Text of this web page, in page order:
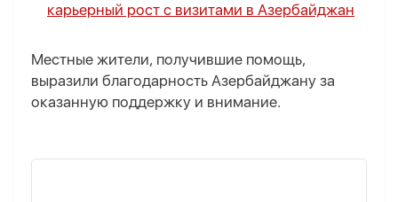
карьерный рост с визитами в Азербайджан
Местные жители, получившие помощь,
выразили благодарность Азербайджану за
оказанную поддержку и внимание.